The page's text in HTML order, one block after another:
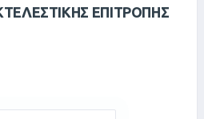
ΕΠΙΤΡΟΠΗΣ